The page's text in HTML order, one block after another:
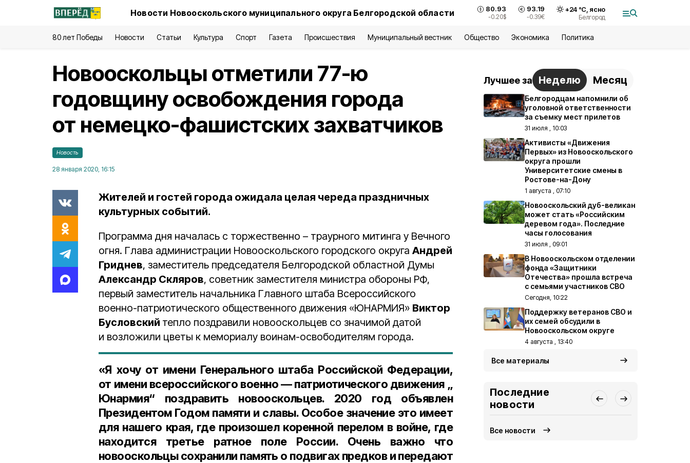
Новости Новооскольского муниципального округа Белгородской области 80.93
-0.20$
93.19
-0.39€
+24°С, ясно
Белгород
80 лет Победы Новости Статьи Культура Спорт Газета Происшествия Муниципальный вестник Общество Экономика Политика
Новооскольцы отметили 77-ю
годовщину освобождения города
от немецко-фашистских захватчиков
Новость
28 января 2020, 16:15
Жителей и гостей города ожидала целая череда праздничных
культурных событий.
Программа дня началась с торжественно – траурного митинга у Вечного
огня. Глава администрации Новооскольского городского округа Андрей
Гриднев, заместитель председателя Белгородской областной Думы
Александр Скляров, советник заместителя министра обороны РФ,
первый заместитель начальника Главного штаба Всероссийского
военно-патриотического общественного движения «ЮНАРМИЯ» Виктор
Бусловский тепло поздравили новооскольцев со значимой датой
и возложили цветы к мемориалу воинам-освободителям города.
«Я хочу от имени Генерального штаба Российской Федерации,
от имени всероссийского военно — патриотического движения „
Юнармия“ поздравить новооскольцев. 2020 год объявлен
Президентом Годом памяти и славы. Особое значение это имеет
для нашего края, где произошел коренной перелом в войне, где
находится третье ратное поле России. Очень важно что
новооскольцы сохранили память о подвигах предков и передают
Лучшее за Неделю Месяц
Белгородцам напомнили об
уголовной ответственности
за съемку мест прилетов
31 июля , 10:03
Активисты «Движения
Первых» из Новооскольского
округа прошли
Университетские смены в
Ростове-на-Дону
1 августа , 07:10
Новооскольский дуб-великан
может стать «Российским
деревом года». Последние
часы голосования
31 июля , 09:01
В Новооскольском отделении
фонда «Защитники
Отечества» прошла встреча
с семьями участников СВО
Сегодня, 10:22
Поддержку ветеранов СВО и
их семей обсудили в
Новооскольском округе
4 августа , 13:40
Все материалы
Последние
новости
Все новости